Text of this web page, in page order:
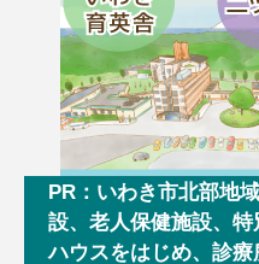
PR：いわき市北部地
設、老人保健施設、
ハウスをはじめ、診